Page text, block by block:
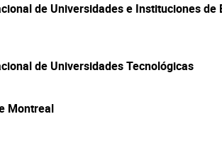
de Universidades e Instituciones de
de Universidades Tecnológicas
Montreal